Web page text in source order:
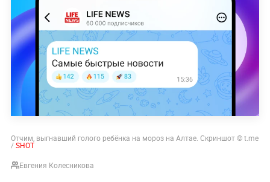
Отчим, выгнавший голого ребёнка на мороз на Алтае. Скриншот © t.me
/SHOT
Евгения Колесникова